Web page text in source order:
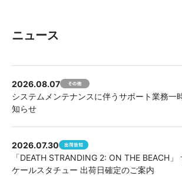
ニュース
2026.08.07
システムメンテナンスに伴うサポート業務一
知らせ
2026.07.30
「DEATH STRANDING 2: ON THE BEACH」
ケールスタチュー 出荷日確定のご案内